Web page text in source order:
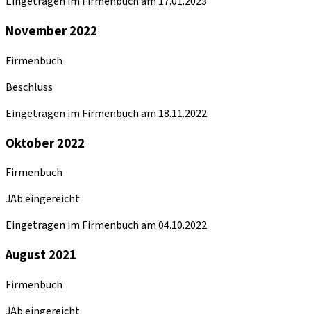
November 2022
Firmenbuch
Beschluss
Eingetragen im Firmenbuch am 18.11.2022
Oktober 2022
Firmenbuch
JAb eingereicht
Eingetragen im Firmenbuch am 04.10.2022
August 2021
Firmenbuch